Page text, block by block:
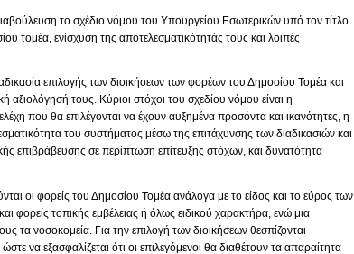
το σχέδιο νόμου του Υπουργείου Εσωτερικών υπό τον τίτλο
τομέα, ενίσχυση της αποτελεσματικότητάς τους και λοιπές
επιλογής των διοικήσεων των φορέων του Δημοσίου Τομέα και
αξιολόγησή τους. Κύριοι στόχοι του σχεδίου νόμου είναι η
που θα επιλέγονται να έχουν αυξημένα προσόντα και ικανότητες, η
του συστήματος μέσω της επιτάχυνσης των διαδικασιών και
επιβράβευσης σε περίπτωση επίτευξης στόχων, και δυνατότητα
οι φορείς του Δημοσίου Τομέα ανάλογα με το είδος και το εύρος των
φορείς τοπικής εμβέλειας ή όλως ειδικού χαρακτήρα, ενώ μια
τα νοσοκομεία. Για την επιλογή των διοικήσεων θεσπίζονται
να εξασφαλίζεται ότι οι επιλεγόμενοι θα διαθέτουν τα απαραίτητα